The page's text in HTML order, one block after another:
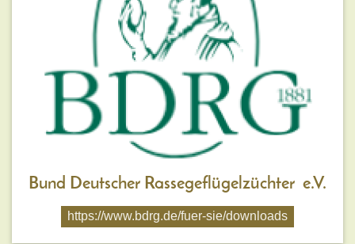
Bund Deutscher Rassegeflügelzüchter e.V.
https://www.bdrg.de/fuer-sie/downloads